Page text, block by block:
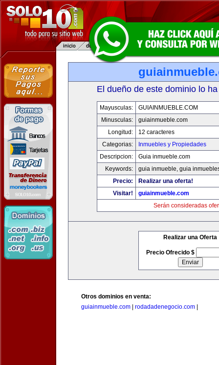
El dueño de este dominio lo
Mayusculas:
GUIAINMUEBLE.COM
Minusculas:
guiainmueble.com
Longitud:
12 caracteres
Categorias:
Inmuebles y Propiedades
Descripcion:
Guia inmueble.com
Keywords:
guia inmueble, guia
Precio:
Realizar una oferta!
Visitar!
guiainmueble.com
Serán consideradas
Realizar una Oferta
Precio Ofrecido $
Otros dominios en venta:
guiainmueble.com
rodadadenegocio.com